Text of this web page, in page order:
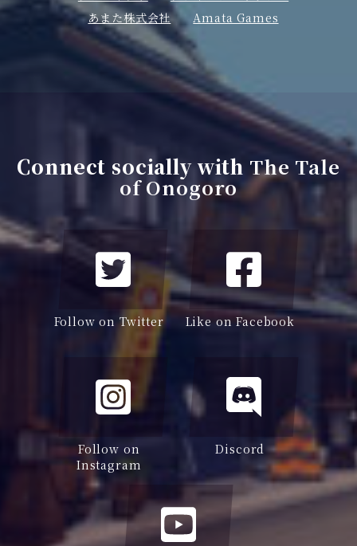
あまた株式会社
Amata Games
Connect socially with The Tale
of Onogoro
Follow on Twitter Like on Facebook
Follow on
Instagram
Discord